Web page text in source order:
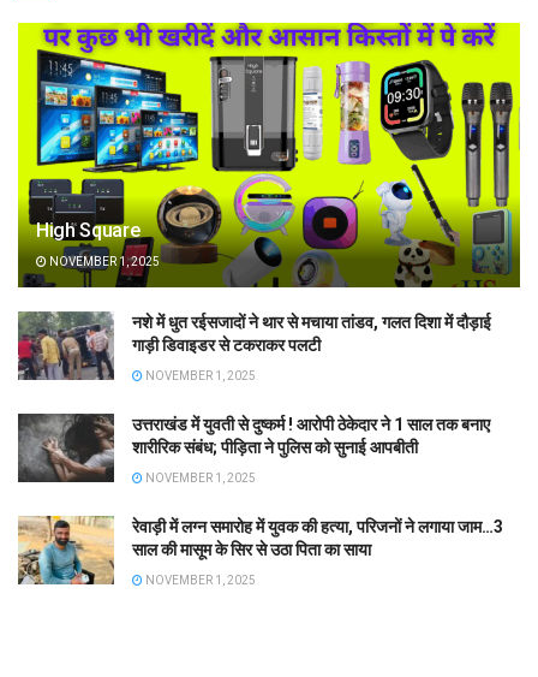
High Square
NOVEMBER 1, 2025
नशे में धुत रईसजादों ने थार से मचाया तांडव, गलत दिशा में दौड़ाई
गाड़ी डिवाइडर से टकराकर पलटी
NOVEMBER 1, 2025
उत्तराखंड में युवती से दुष्कर्म ! आरोपी ठेकेदार ने 1 साल तक बनाए
शारीरिक संबंध; पीड़िता ने पुलिस को सुनाई आपबीती
NOVEMBER 1, 2025
रेवाड़ी में लग्न समारोह में युवक की हत्या, परिजनों ने लगाया जाम…3
साल की मासूम के सिर से उठा पिता का साया
NOVEMBER 1, 2025